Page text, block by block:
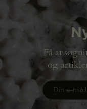
Få
og